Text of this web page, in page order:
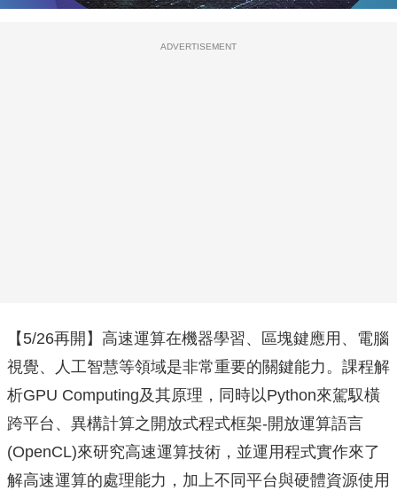
ADVERTISEMENT
【5/26再開】高速運算在機器學習、區塊鍵應用、電腦
視覺、人工智慧等領域是非常重要的關鍵能力。課程解
析GPU Computing及其原理，同時以Python來駕馭橫
跨平台、異構計算之開放式程式框架-開放運算語言
(OpenCL)來研究高速運算技術，並運用程式實作來了
解高速運算的處理能力，加上不同平台與硬體資源使用